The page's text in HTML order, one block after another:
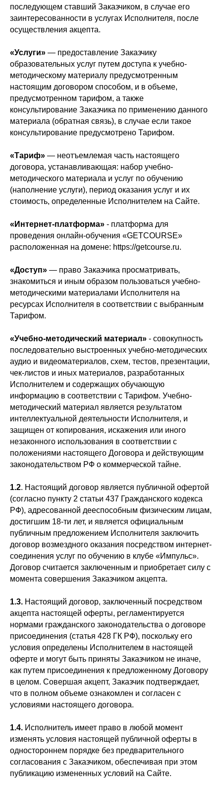
последующем ставший Заказчиком, в случае его
заинтересованности в услугах Исполнителя, после
осуществления акцепта.
«Услуги» — предоставление Заказчику
образовательных услуг путем доступа к учебно-
методическому материалу предусмотренным
настоящим договором способом, и в объеме,
предусмотренном тарифом, а также
консультирование Заказчика по применению данного
материала (обратная связь), в случае если такое
консультирование предусмотрено Тарифом.
«Тариф» — неотъемлемая часть настоящего
договора, устанавливающая: набор учебно-
методического материала и услуг по обучению
(наполнение услуги), период оказания услуг и их
стоимость, определенные Исполнителем на Сайте.
«Интернет-платформа» - платформа для
проведения онлайн-обучения «GETCOURSE»
расположенная на домене: https://getcourse.ru.
«Доступ» — право Заказчика просматривать,
знакомиться и иным образом пользоваться учебно-
методическими материалами Исполнителя на
ресурсах Исполнителя в соответствии с выбранным
Тарифом.
«Учебно-методический материал» - совокупность
последовательно выстроенных учебно-методических
аудио и видеоматериалов, схем, тестов, презентации,
чек-листов и иных материалов, разработанных
Исполнителем и содержащих обучающую
информацию в соответствии с Тарифом. Учебно-
методический материал является результатом
интеллектуальной деятельности Исполнителя, и
защищен от копирования, искажения или иного
незаконного использования в соответствии с
положениями настоящего Договора и действующим
законодательством РФ о коммерческой тайне.
1.2. Настоящий договор является публичной офертой
(согласно пункту 2 статьи 437 Гражданского кодекса
РФ), адресованной дееспособным физическим лицам,
достигшим 18-ти лет, и является официальным
публичным предложением Исполнителя заключить
договор возмездного оказания посредством интернет-
соединения услуг по обучению в клубе «Импульс».
Договор считается заключенным и приобретает силу с
момента совершения Заказчиком акцепта.
1.3. Настоящий договор, заключенный посредством
акцепта настоящей оферты, регламентируется
нормами гражданского законодательства о договоре
присоединения (статья 428 ГК РФ), поскольку его
условия определены Исполнителем в настоящей
оферте и могут быть приняты Заказчиком не иначе,
как путем присоединения к предложенному Договору
в целом. Совершая акцепт, Заказчик подтверждает,
что в полном объеме ознакомлен и согласен с
условиями настоящего договора.
1.4. Исполнитель имеет право в любой момент
изменять условия настоящей публичной оферты в
одностороннем порядке без предварительного
согласования с Заказчиком, обеспечивая при этом
публикацию измененных условий на Сайте.